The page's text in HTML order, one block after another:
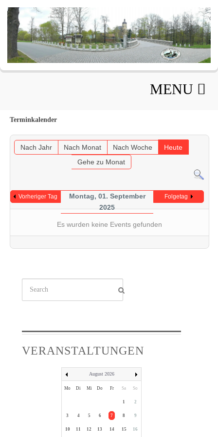
MENU
Terminkalender
Nach Jahr Nach Monat Nach Woche
Heute
Gehe zu Monat
Vorheriger Tag
Montag, 01. September
2025
Folgetag
Es wurden keine Events gefunden
VERANSTALTUNGEN
August 2026
Mo Di Mi Do Fr Sa So
1 2
3 4 5 6 7 8 9
10 11 12 13 14 15 16